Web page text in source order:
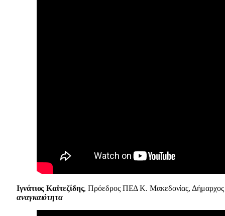
Ιγνάτιος Καϊτεζίδης, Πρόεδρος ΠΕΔ Κ. Μακεδονίας, Δήμαρχος
αναγκαιότητα